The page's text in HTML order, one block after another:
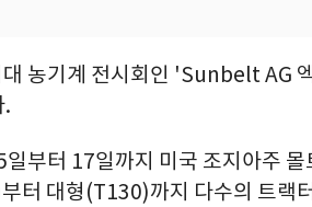
대 농기계 전시회인 'Sunbelt AG
.
일부터 17일까지 미국 조지아주
터 대형(T130)까지 다수의 트랙